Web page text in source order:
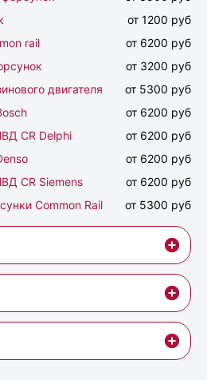
от 1200 руб
rail
от 6200 руб
от 3200 руб
двигателя
от 5300 руб
от 6200 руб
CR Delphi
от 6200 руб
от 6200 руб
CR Siemens
от 6200 руб
Common Rail
от 5300 руб